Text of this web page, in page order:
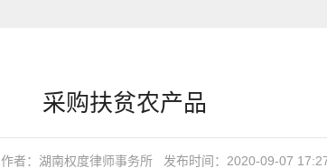
采购扶贫农产品
作者：湖南权度律师事务所 发布时间：2020-09-07